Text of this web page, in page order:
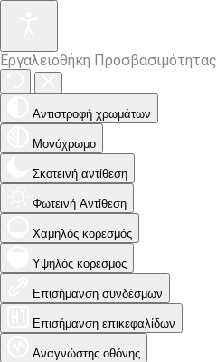
Εργαλειοθήκη Προσβασιμότητας
Αντιστροφή χρωμάτων
Μονόχρωμο
Σκοτεινή αντίθεση
Φωτεινή Αντίθεση
Χαμηλός κορεσμός
Υψηλός κορεσμός
Επισήμανση συνδέσμων
Επισήμανση επικεφαλίδων
Αναγνώστης οθόνης